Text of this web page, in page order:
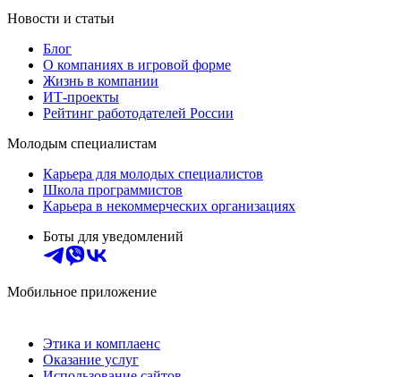
Новости и статьи
Блог
О компаниях в игровой форме
Жизнь в компании
ИТ-проекты
Рейтинг работодателей России
Молодым специалистам
Карьера для молодых специалистов
Школа программистов
Карьера в некоммерческих организациях
Боты для уведомлений
Мобильное приложение
Этика и комплаенс
Оказание услуг